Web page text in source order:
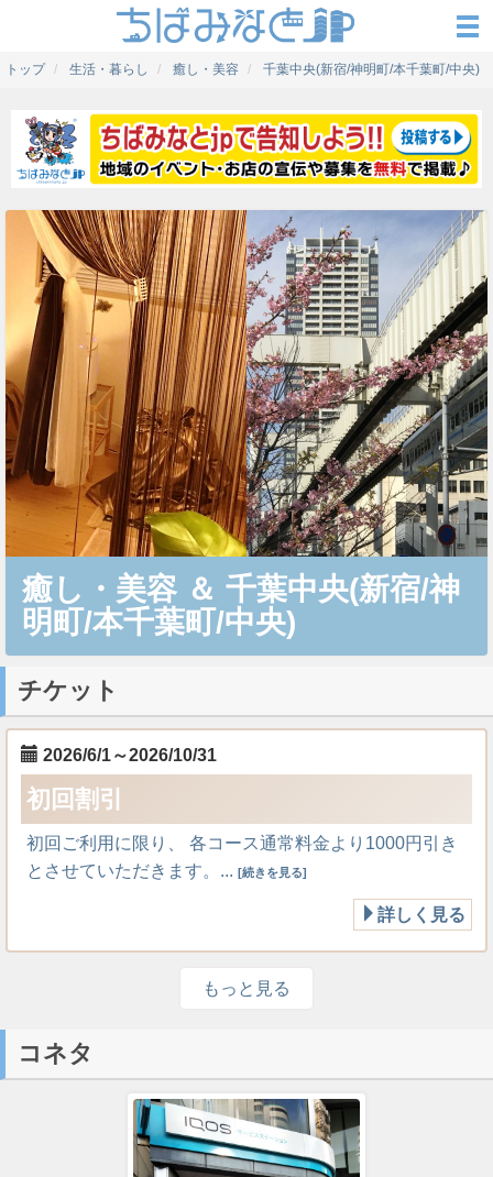
トップ 生活・暮らし 癒し・美容 千葉中央(新宿/神明町/本千葉町/中央)
癒し・美容 ＆ 千葉中央(新宿/神
明町/本千葉町/中央)
チケット
2026/6/1～2026/10/31
初回割引
初回ご利用に限り、 各コース通常料金より1000円引き
とさせていただきます。... [続きを見る]
詳しく見る
もっと見る
コネタ